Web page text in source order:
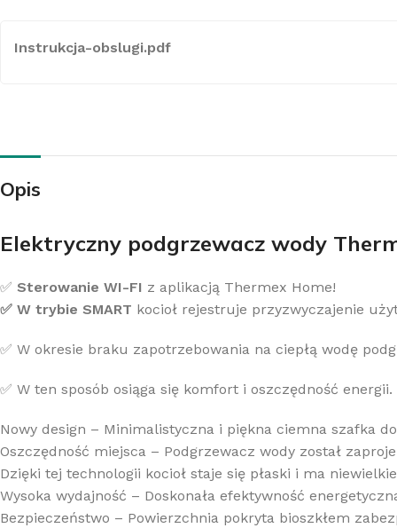
Instrukcja-obslugi.pdf
Opis
Elektryczny podgrzewacz wody
✅ Sterowanie WI-FI z aplikacją Thermex Home!
✅ W trybie SMART kocioł rejestruje przyzwyczajenie
✅ W okresie braku zapotrzebowania na ciepłą wodę
✅ W ten sposób osiąga się komfort i oszczędność energii.
Nowy design – Minimalistyczna i piękna ciemna szafka
Oszczędność miejsca – Podgrzewacz wody został
Dzięki tej technologii kocioł staje się płaski i ma
Wysoka wydajność – Doskonała efektywność
Bezpieczeństwo – Powierzchnia pokryta bioszkłem